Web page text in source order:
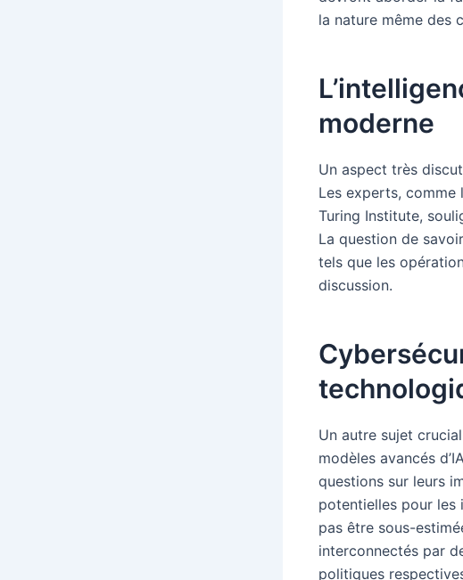
la nature même des
moderne
Un aspect très
Les experts, comme
Turing Institute,
La question de
tels que les
discussion.
Un autre sujet
modèles avancés
questions sur leurs
potentielles pour les
pas être sous-
interconnectés par
politiques